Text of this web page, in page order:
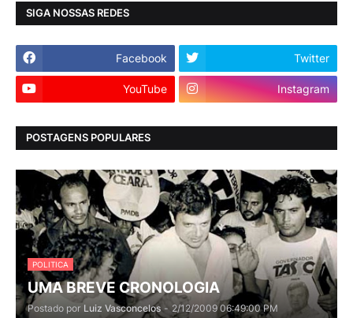
SIGA NOSSAS REDES
Facebook Twitter
YouTube Instagram
POSTAGENS POPULARES
POLITICA
UMA BREVE CRONOLOGIA
Postado por Luiz Vasconcelos - 2/12/2009 06:49:00 PM